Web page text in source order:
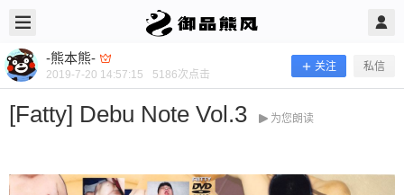
-熊本熊-
2019-7-20 14:57:15 5186次点击
关注 私信
[Fatty] Debu Note Vol.3 为您朗读
-熊本熊- @ 御品熊风 2019/7/20